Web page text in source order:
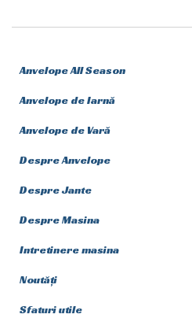
Anvelope All Season
Anvelope de Iarnă
Anvelope de Vară
Despre Anvelope
Despre Jante
Despre Masina
Intretinere masina
Noutăți
Sfaturi utile